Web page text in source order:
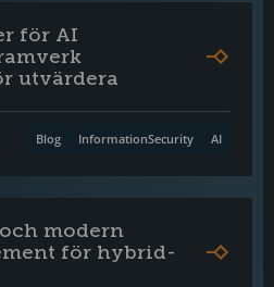
för AI
utvärdera
AI
InformationSecurity
Blog
modern
för hybrid-